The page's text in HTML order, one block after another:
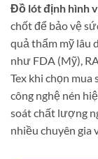
Đồ lót định hình
chốt để bảo vệ
quả thẩm mỹ lâu
như FDA (Mỹ),
Tex khi chọn
công nghệ nén
soát chất lượng
nhiều chuyên gia